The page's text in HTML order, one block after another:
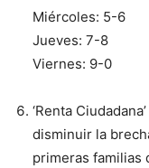
Miércoles: 5-6
Jueves: 7-8
Viernes: 9-0
‘Renta
disminuir la
primeras familias